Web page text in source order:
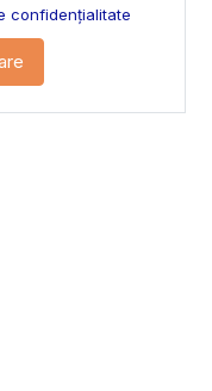
confidențialitate